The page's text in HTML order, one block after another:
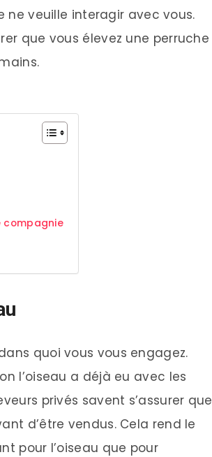
ne veuille interagir avec vous.
que vous élevez une perruche
compagnie
quoi vous vous engagez.
l’oiseau a déjà eu avec les
privés savent s’assurer que
d’être vendus. Cela rend le
pour l’oiseau que pour